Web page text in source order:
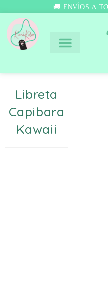
🚚 ENVÍOS A
Libreta
Capibara
Kawaii